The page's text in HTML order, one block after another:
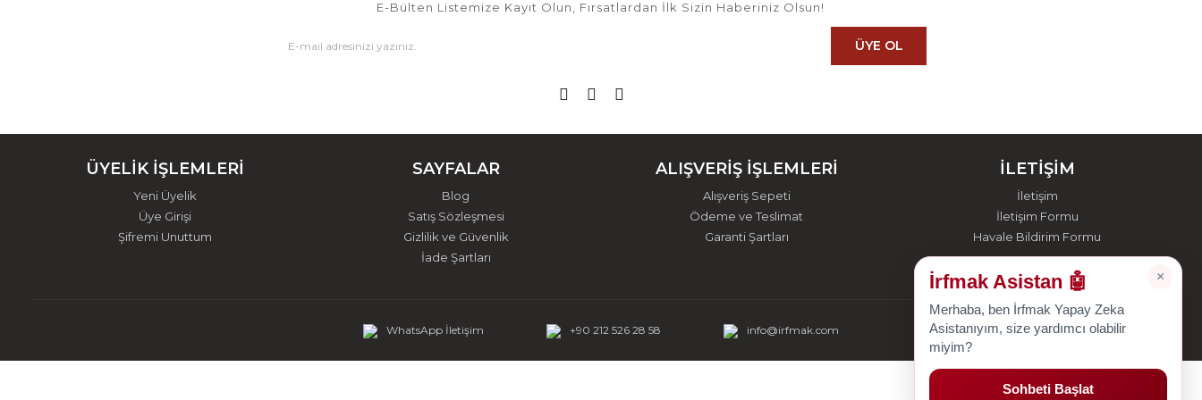
E-Bülten Listemize Kayıt Olun, Fırsatlardan İlk Sizin Haberiniz Olsun!
ÜYE OL
ÜYELİK İŞLEMLERİ
Yeni Üyelik
Üye Girişi
Şifremi Unuttum
SAYFALAR
Blog
Satış Sözleşmesi
Gizlilik ve Güvenlik
İade Şartları
ALIŞVERİŞ İŞLEMLERİ
Alışveriş Sepeti
Ödeme ve Teslimat
Garanti Şartları
İLETİŞİM
İletişim
İletişim Formu
Havale Bildirim Formu
WhatsApp İletişim +90 212 526 28 58 info@irfmak.com
×
İrfmak Asistan 🤖
Merhaba, ben İrfmak Yapay Zeka
Asistanıyım, size yardımcı olabilir
miyim?
Sohbeti Başlat